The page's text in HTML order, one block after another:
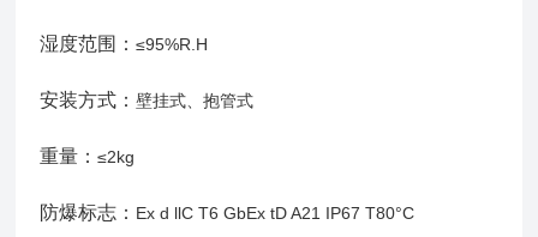
湿度范围：≤95%R.H
安装方式：壁挂式、抱管式
重量：≤2kg
防爆标志： Ex d llC T6 GbEx tD A21 IP67 T80°C